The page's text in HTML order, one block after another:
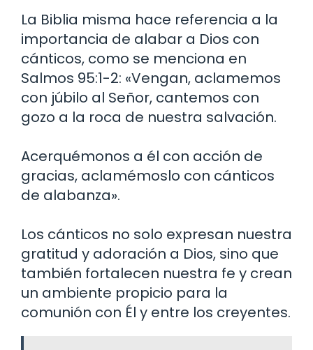
La Biblia misma hace referencia a la
importancia de alabar a Dios con
cánticos, como se menciona en
Salmos 95:1-2: «Vengan, aclamemos
con júbilo al Señor, cantemos con
gozo a la roca de nuestra salvación.
Acerquémonos a él con acción de
gracias, aclamémoslo con cánticos
de alabanza».
Los cánticos no solo expresan nuestra
gratitud y adoración a Dios, sino que
también fortalecen nuestra fe y crean
un ambiente propicio para la
comunión con Él y entre los creyentes.